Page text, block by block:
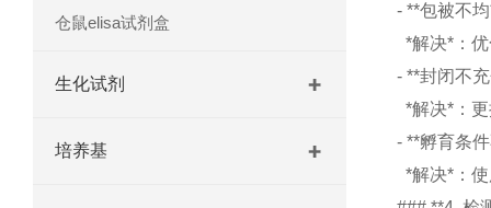
仓鼠elisa试剂盒
生化试剂
培养基
- **包被不
*解决*：
- **封闭不
*解决*：
- **孵育条
*解决*：